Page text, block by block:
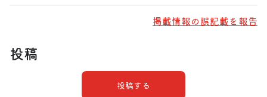
掲載情報の誤記載を報告
投稿
投稿する